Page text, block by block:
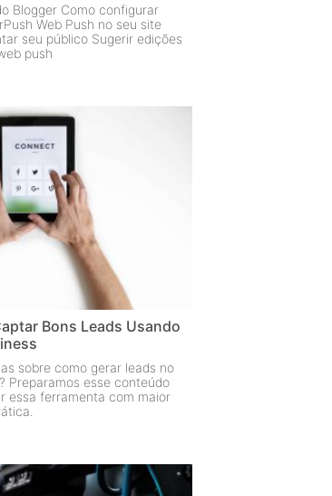
Blogger Como configurar
Web Push no seu site
seu público Sugerir edições
push
Bons Leads Usando
sobre como gerar leads no
Preparamos esse conteúdo
essa ferramenta com maior